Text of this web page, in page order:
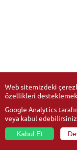
Web sitemizdeki
özellikleri
Google Analytics
veya kabul
Kabul Et
© 2026